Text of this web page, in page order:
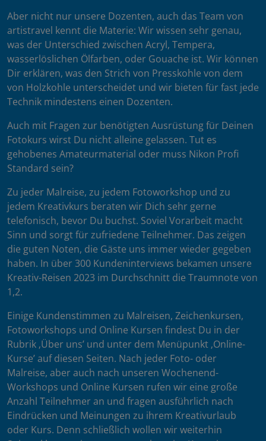
Aber nicht nur unsere Dozenten, auch das Team von
artistravel kennt die Materie: Wir wissen sehr genau,
was der Unterschied zwischen Acryl, Tempera,
wasserlöslichen Ölfarben, oder Gouache ist. Wir können
Dir erklären, was den Strich von Presskohle von dem
von Holzkohle unterscheidet und wir bieten für fast jede
Technik mindestens einen Dozenten.
Auch mit Fragen zur benötigten Ausrüstung für Deinen
Fotokurs wirst Du nicht alleine gelassen. Tut es
gehobenes Amateurmaterial oder muss Nikon Profi
Standard sein?
Zu jeder Malreise, zu jedem Fotoworkshop und zu
jedem Kreativkurs beraten wir Dich sehr gerne
telefonisch, bevor Du buchst. Soviel Vorarbeit macht
Sinn und sorgt für zufriedene Teilnehmer. Das zeigen
die guten Noten, die Gäste uns immer wieder gegeben
haben. In über 300 Kundeninterviews bekamen unsere
Kreativ-Reisen 2023 im Durchschnitt die Traumnote von
1,2.
Einige Kundenstimmen zu Malreisen, Zeichenkursen,
Fotoworkshops und Online Kursen findest Du in der
Rubrik ‚Über uns’ und unter dem Menüpunkt ‚Online-
Kurse’ auf diesen Seiten. Nach jeder Foto- oder
Malreise, aber auch nach unseren Wochenend-
Workshops und Online Kursen rufen wir eine große
Anzahl Teilnehmer an und fragen ausführlich nach
Eindrücken und Meinungen zu ihrem Kreativurlaub
oder Kurs. Denn schließlich wollen wir weiterhin